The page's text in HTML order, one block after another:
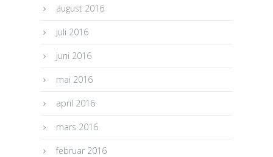
august 2016
juli 2016
juni 2016
mai 2016
april 2016
mars 2016
februar 2016